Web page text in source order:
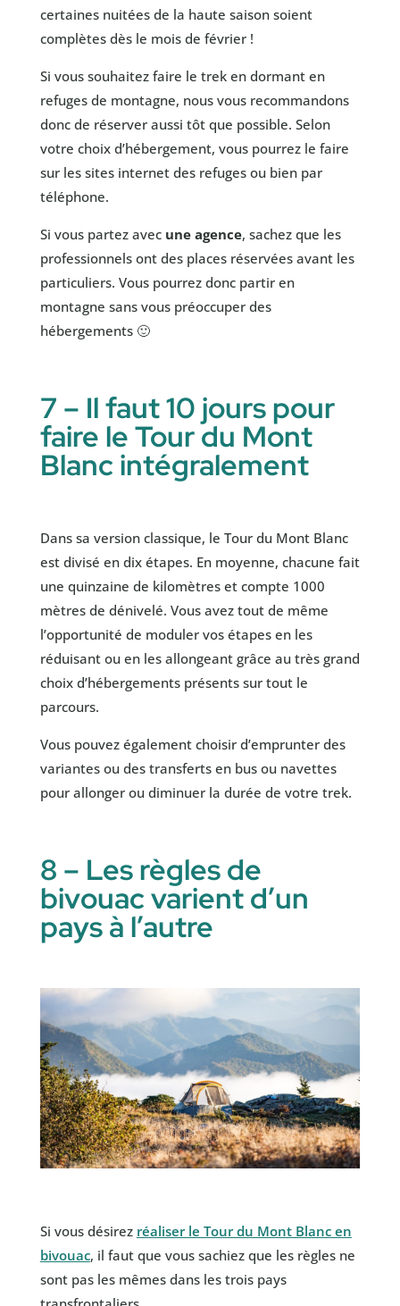
certaines nuitées de la haute saison soient
complètes dès le mois de février !
Si vous souhaitez faire le trek en dormant en
refuges de montagne, nous vous recommandons
donc de réserver aussi tôt que possible. Selon
votre choix d’hébergement, vous pourrez le faire
sur les sites internet des refuges ou bien par
téléphone.
Si vous partez avec une agence, sachez que les
professionnels ont des places réservées avant les
particuliers. Vous pourrez donc partir en
montagne sans vous préoccuper des
hébergements 🙂
7 – Il faut 10 jours pour
faire le Tour du Mont
Blanc intégralement
Dans sa version classique, le Tour du Mont Blanc
est divisé en dix étapes. En moyenne, chacune fait
une quinzaine de kilomètres et compte 1000
mètres de dénivelé. Vous avez tout de même
l’opportunité de moduler vos étapes en les
réduisant ou en les allongeant grâce au très grand
choix d’hébergements présents sur tout le
parcours.
Vous pouvez également choisir d’emprunter des
variantes ou des transferts en bus ou navettes
pour allonger ou diminuer la durée de votre trek.
8 – Les règles de
bivouac varient d’un
pays à l’autre
Si vous désirez réaliser le Tour du Mont Blanc en
bivouac, il faut que vous sachiez que les règles ne
sont pas les mêmes dans les trois pays